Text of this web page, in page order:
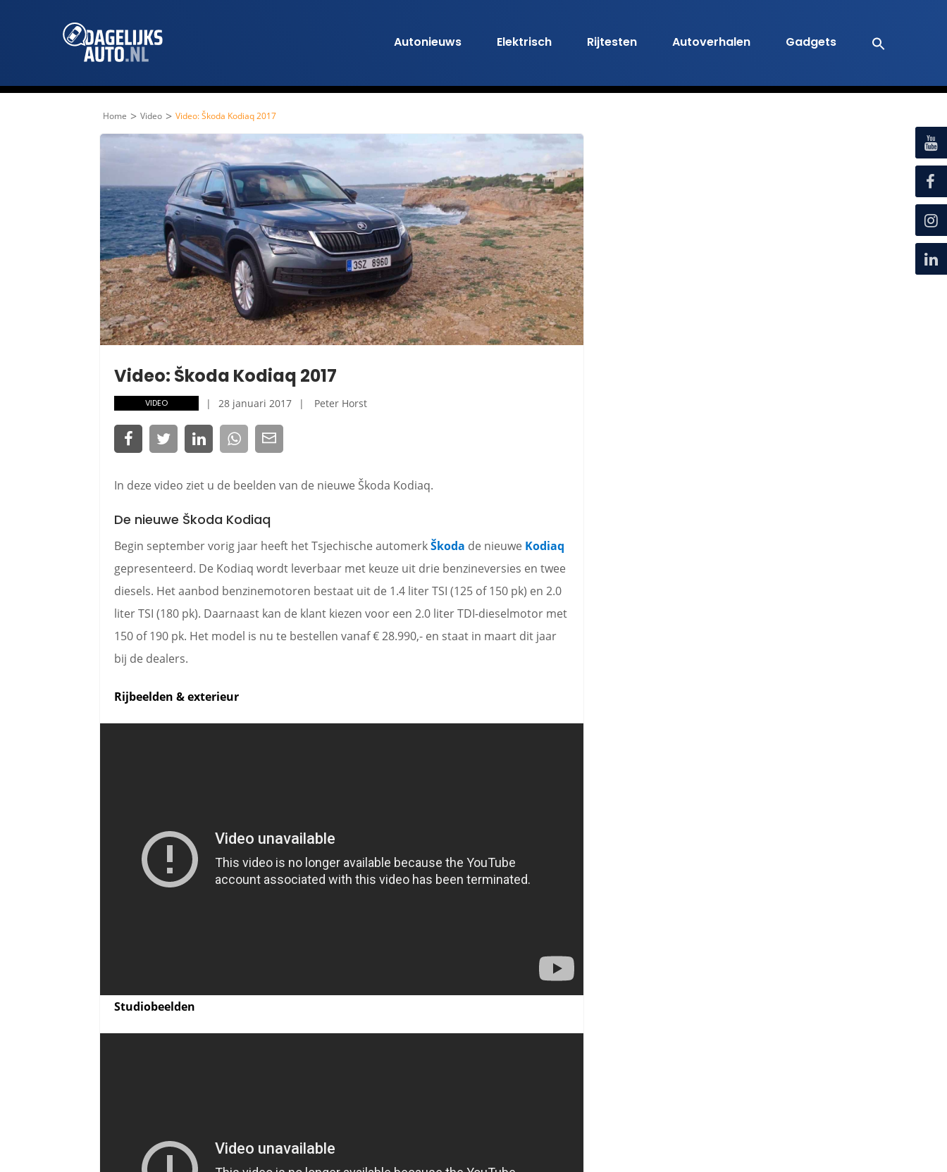
Autonieuws Elektrisch Rijtesten Autoverhalen Gadgets
Home > Video > Video: Škoda Kodiaq 2017
Video: Škoda Kodiaq 2017
VIDEO 28 januari 2017 Peter Horst
In deze video ziet u de beelden van de nieuwe Škoda Kodiaq.
De nieuwe Škoda Kodiaq
Begin september vorig jaar heeft het Tsjechische automerkŠkoda de nieuwe Kodiaq
gepresenteerd. De Kodiaq wordt leverbaar met keuze uit drie benzineversies en twee
diesels. Het aanbod benzinemotoren bestaat uit de 1.4 liter TSI (125 of 150 pk) en 2.0
liter TSI (180 pk). Daarnaast kan de klant kiezen voor een 2.0 liter TDI-dieselmotor met
150 of 190 pk. Het model is nu te bestellen vanaf € 28.990,- en staat in maart dit jaar
bij de dealers.
Rijbeelden & exterieur
Studiobeelden